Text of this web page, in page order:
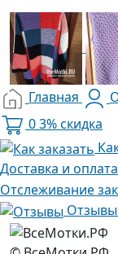
Главная
03% скидка
Доставка и оплата
Отслеживание
Отзывы